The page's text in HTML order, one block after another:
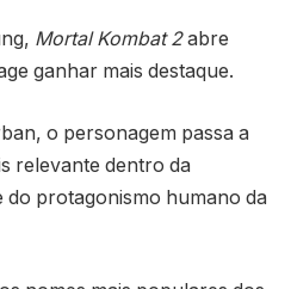
Mortal Kombat 2abre
ganhar mais destaque.
, o personagem passa a
relevante dentro da
do protagonismo humano da